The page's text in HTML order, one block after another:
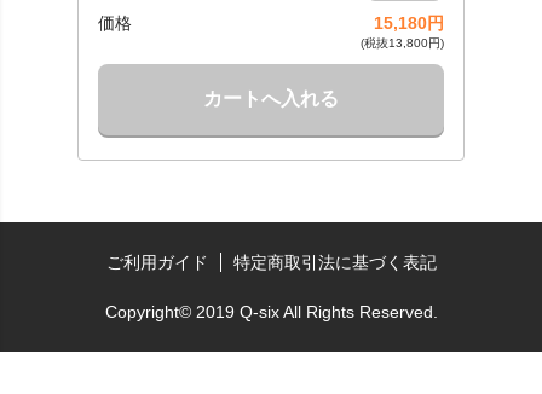
価格
15,180円
(税抜13,800円)
カートへ入れる
ご利用ガイド 特定商取引法に基づく表記
Copyright© 2019 Q-six All Rights Reserved.